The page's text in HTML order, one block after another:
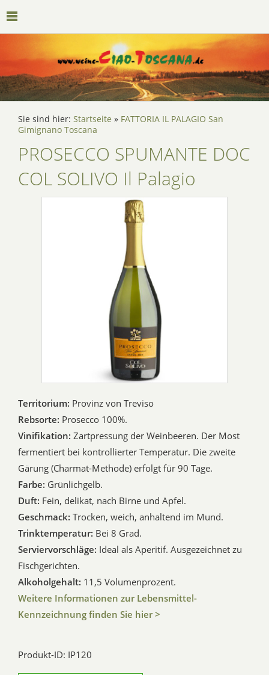
Sie sind hier: Startseite » FATTORIA IL PALAGIO San
Gimignano Toscana
PROSECCO SPUMANTE DOC
COL SOLIVO Il Palagio
Territorium: Provinz von Treviso
Rebsorte: Prosecco 100%.
Vinifikation: Zartpressung der Weinbeeren. Der Most
fermentiert bei kontrollierter Temperatur. Die zweite
Gärung (Charmat-Methode) erfolgt für 90 Tage.
Farbe: Grünlichgelb.
Duft: Fein, delikat, nach Birne und Apfel.
Geschmack: Trocken, weich, anhaltend im Mund.
Trinktemperatur: Bei 8 Grad.
Serviervorschläge: Ideal als Aperitif. Ausgezeichnet zu
Fischgerichten.
Alkoholgehalt: 11,5 Volumenprozent.
Weitere Informationen zur Lebensmittel-
Kennzeichnung finden Sie hier >
Produkt-ID: IP120